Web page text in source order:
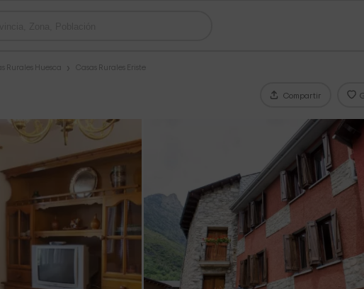
Rurales Huesca Casas Rurales Eriste
Compartir